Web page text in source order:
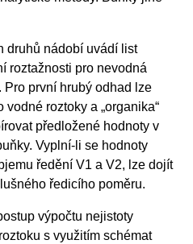
druhů nádobí uvádí list
roztažnosti pro nevodná
Pro první hrubý odhad lze
vodné roztoky a „organika“
předložené hodnoty v
Vyplní-li se hodnoty
ředění V1 a V2, lze dojít
ředicího poměru.
výpočtu nejistoty
s využitím schémat